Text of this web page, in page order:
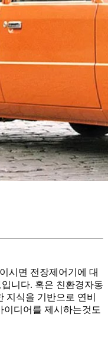
시면 전장제어기에 대
니다. 혹은 친환경자동
지식을 기반으로 연비
이디어를 제시하는것도